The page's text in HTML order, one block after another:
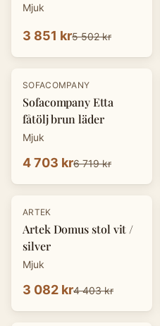
Mjuk
3 851 kr5 502 kr
-30%
SOFACOMPANY
Sofacompany Etta
fåtölj brun läder
Mjuk
4 703 kr6 719 kr
-30%
ARTEK
Artek Domus stol vit /
silver
Mjuk
3 082 kr4 403 kr